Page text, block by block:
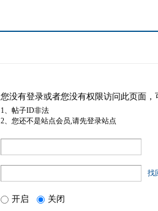
您没有登录或者您没有权限访问此页面
1、帖子ID非法
2、您还不是站点会员,请先登录站点
找
开启 关闭